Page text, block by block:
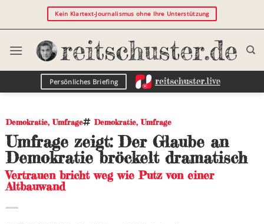
Kein Klartext-Journalismus ohne Ihre Unterstützung
Persönliches Briefing
Demokratie,Umfrage Demokratie,Umfrage
Umfrage zeigt: Der Glaube an
Demokratie bröckelt dramatisch
Vertrauen bricht weg wie Putz von einer
Altbauwand